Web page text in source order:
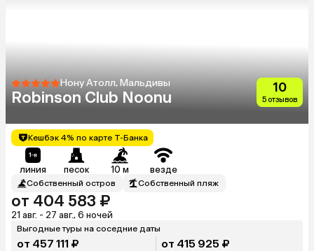
Нону Атолл, Мальдивы
Robinson Club Noonu
10
5 отзывов
Кешбэк 4% по карте Т-Банка
линия песок 10 м везде
Собственный остров Собственный пляж
от 404 583 ₽
21 авг. - 27 авг., 6 ночей
Выгодные туры на соседние даты
от 457 111 ₽ от 415 925 ₽